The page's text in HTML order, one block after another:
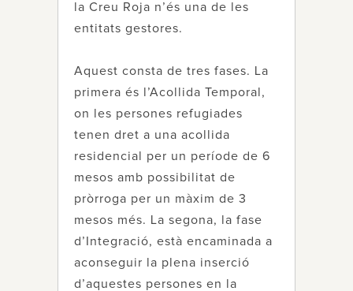
la Creu Roja n’és una de les
entitats gestores.
Aquest consta de tres fases. La
primera és l’Acollida Temporal,
on les persones refugiades
tenen dret a una acollida
residencial per un període de 6
mesos amb possibilitat de
pròrroga per un màxim de 3
mesos més. La segona, la fase
d’Integració, està encaminada a
aconseguir la plena inserció
d’aquestes persones en la